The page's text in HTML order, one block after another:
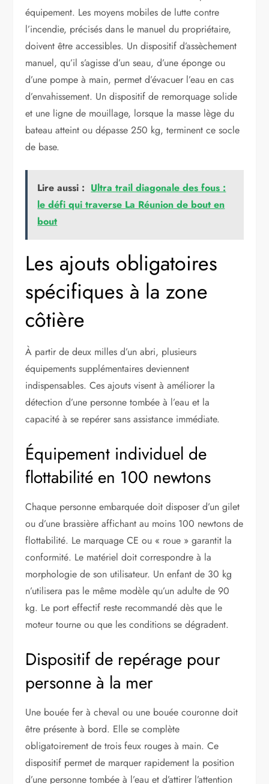
équipement. Les moyens mobiles de lutte contre
l’incendie, précisés dans le manuel du propriétaire,
doivent être accessibles. Un dispositif d’assèchement
manuel, qu’il s’agisse d’un seau, d’une éponge ou
d’une pompe à main, permet d’évacuer l’eau en cas
d’envahissement. Un dispositif de remorquage solide
et une ligne de mouillage, lorsque la masse lège du
bateau atteint ou dépasse 250 kg, terminent ce socle
de base.
Lire aussi : Ultra trail diagonale des fous :
le défi qui traverse La Réunion de bout en
bout
Les ajouts obligatoires
spécifiques à la zone
côtière
À partir de deux milles d’un abri, plusieurs
équipements supplémentaires deviennent
indispensables. Ces ajouts visent à améliorer la
détection d’une personne tombée à l’eau et la
capacité à se repérer sans assistance immédiate.
Équipement individuel de
flottabilité en 100 newtons
Chaque personne embarquée doit disposer d’un gilet
ou d’une brassière affichant au moins 100 newtons de
flottabilité. Le marquage CE ou « roue » garantit la
conformité. Le matériel doit correspondre à la
morphologie de son utilisateur. Un enfant de 30 kg
n’utilisera pas le même modèle qu’un adulte de 90
kg. Le port effectif reste recommandé dès que le
moteur tourne ou que les conditions se dégradent.
Dispositif de repérage pour
personne à la mer
Une bouée fer à cheval ou une bouée couronne doit
être présente à bord. Elle se complète
obligatoirement de trois feux rouges à main. Ce
dispositif permet de marquer rapidement la position
d’une personne tombée à l’eau et d’attirer l’attention